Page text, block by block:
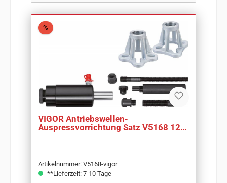
%Rabatt
VIGOR Antriebswellen-
Auspressvorrichtung Satz V5168 12-
Artikelnummer: V5168-vigor
**Lieferzeit: 7-10 Tage